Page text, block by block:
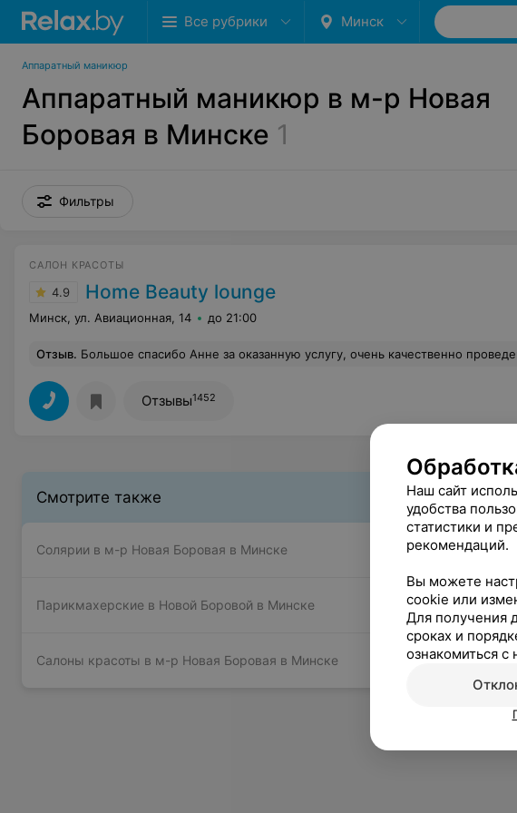
Все рубрики Минск
Аппаратный маникюр
Аппаратный маникюр в м-р Новая
Боровая в Минске 1
Фильтры
САЛОН КРАСОТЫ
4.9 Home Beauty lounge
Минск, ул. Авиационная, 14 до 21:00
Отзыв. Большое спасибо Анне за оказанную услугу, очень качественно проведена работа. Анна дала некоторые рекомендации, я очень довольна. Буду
Отзывы1452
Смотрите также
Солярии в м-р Новая Боровая в Минске
Парикмахерские в Новой Боровой в Минске
Салоны красоты в м-р Новая Боровая в Минске
Наш сайт
удобства
статистики и
рекомендаций.
Вы можете
cookie или
Для получения
сроках и
ознакомиться с